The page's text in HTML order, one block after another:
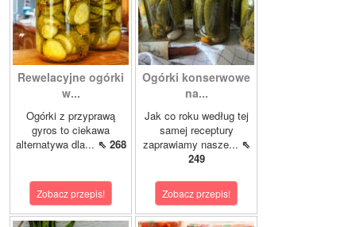
Rewelacyjne ogórki
w...
Ogórki z przyprawą
gyros to ciekawa
alternatywa dla... ⇖ 268
Zobacz przepis!
Ogórki konserwowe
na...
Jak co roku według tej
samej receptury
zaprawiamy nasze... ⇖
249
Zobacz przepis!